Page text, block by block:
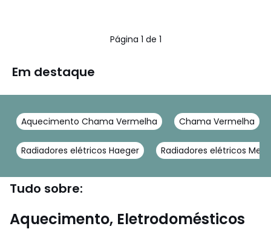
Página 1 de 1
Em destaque
Aquecimento Chama Vermelha Chama Vermelha
Radiadores elétricos Haeger Radiadores elétricos Mei
Tudo sobre:
Aquecimento, Eletrodomésticos